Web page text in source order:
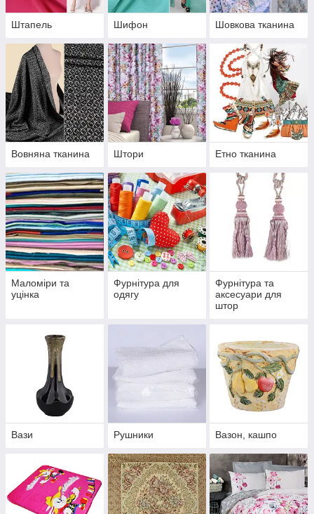
Штапель Шифон Шовкова тканина
Вовняна тканина Штори Етно тканина
Маломіри та
уцінка
Фурнітура для
одягу
Фурнітура та
аксесуари для
штор
Вази Рушники Вазон, кашпо